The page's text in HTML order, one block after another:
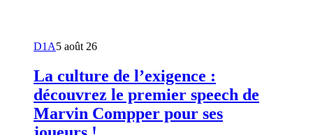
D1A5 août 26
La culture de l’exigence :
découvrez le premier speech de
Marvin Compper pour ses